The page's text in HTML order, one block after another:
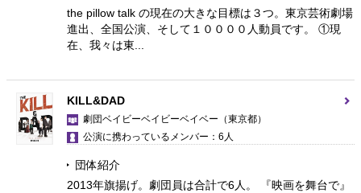
the pillow talk の現在の大きな目標は３つ。東京芸術劇場
進出、全国公演、そして１００００人動員です。 ①現
在、我々は東...
KILL&DAD
劇団ベイビーベイビーベイベー （東京都）
公演に携わっているメンバー：6人
団体紹介
2013年旗揚げ。劇団員は合計で6人。 『映画を舞台で』